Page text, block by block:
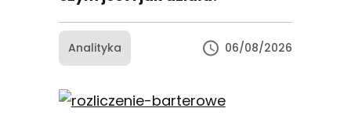
Analityka 06/08/2026